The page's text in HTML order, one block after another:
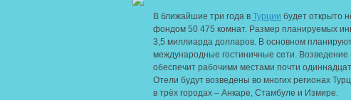
В ближайшие три года в Турции будет открыто
фондом 50 475 комнат. Размер планируемых
3,5 миллиарда долларов. В основном
международные гостиничные сети.
обеспечит рабочими местами почти
Отели будут возведены во многих регионах
в трёх городах – Анкаре, Стамбуле и Измире.